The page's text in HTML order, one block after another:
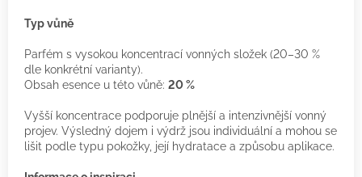
Typ vůně
Parfém s vysokou koncentrací vonných složek (20–30 %
dle konkrétní varianty).
Obsah esence u této vůně: 20 %
Vyšší koncentrace podporuje plnější a intenzivnější vonný
projev. Výsledný dojem i výdrž jsou individuální a mohou se
lišit podle typu pokožky, její hydratace a způsobu aplikace.